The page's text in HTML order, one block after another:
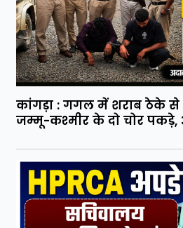
कांगड़ा : गगल में शराब ठेके से
जम्मू-कश्मीर के दो चोर पकड़े,